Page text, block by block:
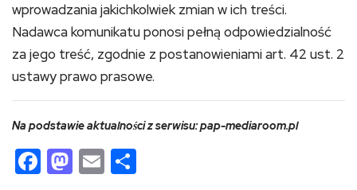
wprowadzania jakichkolwiek zmian w ich treści.
Nadawca komunikatu ponosi pełną odpowiedzialność
za jego treść, zgodnie z postanowieniami art. 42 ust. 2
ustawy prawo prasowe.
Na podstawie aktualności z serwisu: pap-mediaroom.pl
Facebook
Mastodon
Email